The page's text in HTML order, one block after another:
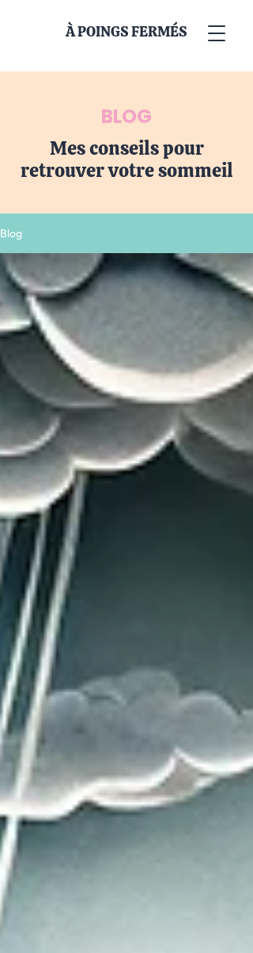
À POINGS FERMÉS
BLOG
Mes conseils pour
retrouver votre sommeil
Blog